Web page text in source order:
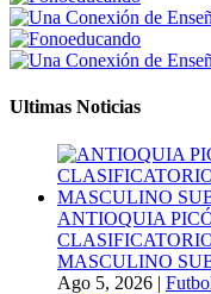
Ultimas Noticias
ANTIOQUIA
MASCULINO
Ago 5, 2026 |